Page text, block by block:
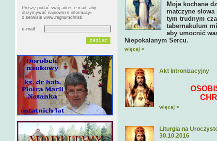
Proszę podać swój adres e-mail, aby
otrzymywać najnowsze informacje
o serwisie www.regnumchristi
e-mail
Moje kochane
matczyne
tym trudnym
tabernakulum
aby umocnić
Niepokalanym Sercu.
więcej >
Akt Intronizacyjny
więcej >
Liturgia na
30.10.2016